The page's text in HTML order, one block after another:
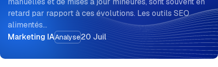
Marketing IAAnalyse20 Juil
retard par rapport à ces évolutions. Les outils SEO
alimentés…